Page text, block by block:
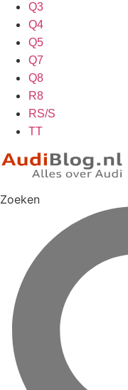
Q3
Q4
Q5
Q7
Q8
R8
RS/S
TT
Zoeken